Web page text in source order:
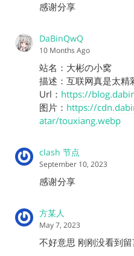
感谢分享
DaBinQwQ
10 Months Ago
站名：大彬の小窝
描述：互联网真是太精
Url： https://
图片： https://
atar/touxiang.webp
clash 节点
September 10, 2023
感谢分享
方某人
May 7, 2023
不好意思 刚刚没看到